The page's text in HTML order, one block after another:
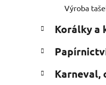
Výroba
Korálky a
Karneval,